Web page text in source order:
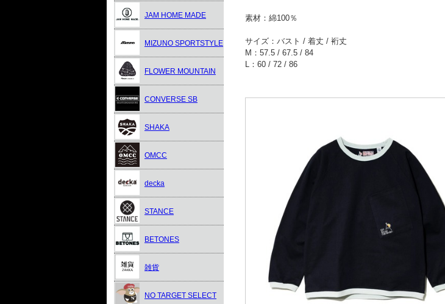
素材：綿100％
サイズ：バスト / 着丈 / 裄丈
M：57.5 / 67.5 / 84
L：60 / 72 / 86
JAM HOME MADE
MIZUNO SPORTSTYLE
FLOWER MOUNTAIN
CONVERSE SB
SHAKA
OMCC
decka
STANCE
BETONES
雑貨
NO TARGET SELECT